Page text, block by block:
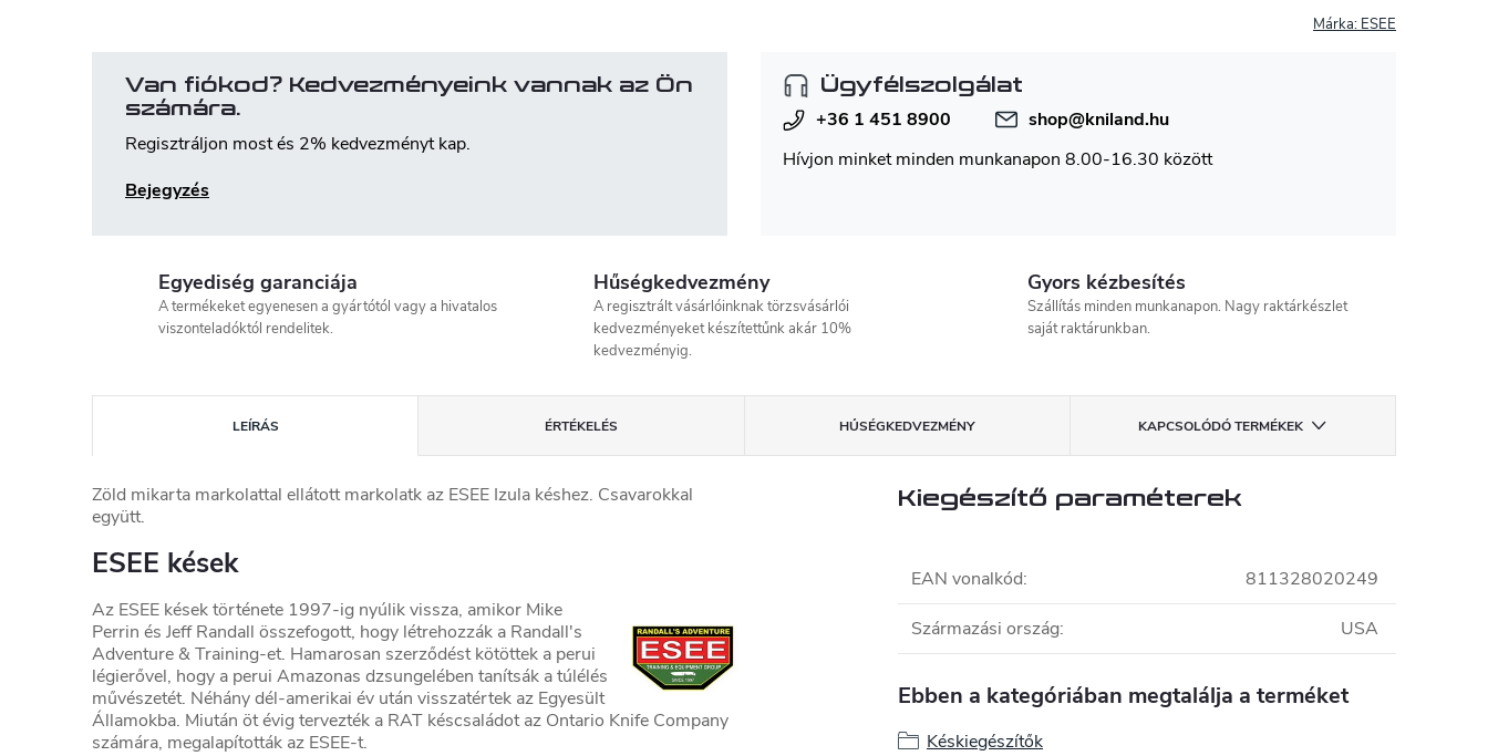
Márka: ESEE
Van fiókod? Kedvezményeink vannak az Ön
számára.
Regisztráljon most és 2% kedvezményt kap.
Bejegyzés
Ügyfélszolgálat
+36 1 451 8900
shop@kniland.hu
Hívjon minket minden munkanapon 8.00-16.30 között
Egyediség garanciája
A termékeket egyenesen a gyártótól vagy a hivatalos
viszonteladóktól rendelitek.
Hűségkedvezmény
A regisztrált vásárlóinknak törzsvásárlói
kedvezményeket készítettűnk akár 10%
kedvezményig.
Gyors kézbesítés
Szállítás minden munkanapon. Nagy raktárkészlet
saját raktárunkban.
LEÍRÁS ÉRTÉKELÉS HŰSÉGKEDVEZMÉNY KAPCSOLÓDÓ TERMÉKEK
Zöld mikarta markolattal ellátott markolatk az ESEE Izula késhez. Csavarokkal
együtt.
ESEE kések
Az ESEE kések története 1997-ig nyúlik vissza, amikor Mike
Perrin és Jeff Randall összefogott, hogy létrehozzák a Randall's
Adventure & Training-et. Hamarosan szerződést kötöttek a perui
légierővel, hogy a perui Amazonas dzsungelében tanítsák a túlélés
művészetét. Néhány dél-amerikai év után visszatértek az Egyesült
Államokba. Miután öt évig tervezték a RAT késcsaládot az Ontario Knife Company
számára, megalapították az ESEE-t.
Kiegészítő paraméterek
EAN vonalkód: 811328020249
Származási ország: USA
Ebben a kategóriában megtalálja a terméket
Késkiegészítők